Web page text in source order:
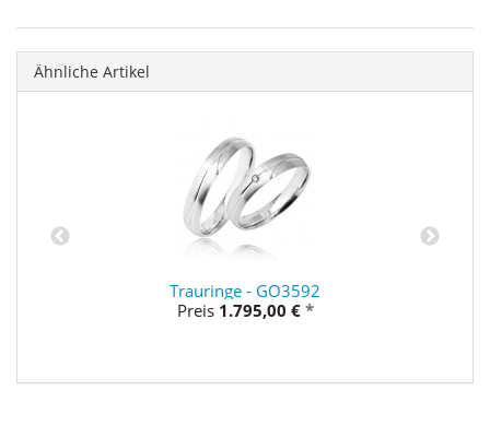
Ähnliche Artikel
Trauringe - GO3592
Preis 1.795,00 € *